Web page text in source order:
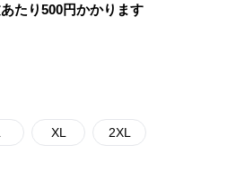
たり500円かかります
XL 2XL